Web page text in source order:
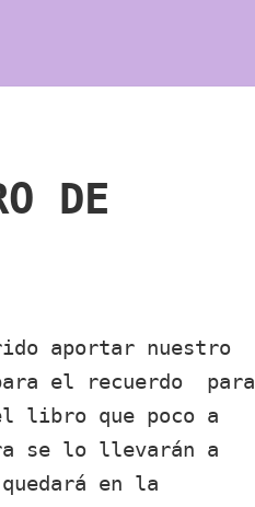
DE
aportar nuestro
el recuerdo para
libro que poco a
se lo llevarán a
en la